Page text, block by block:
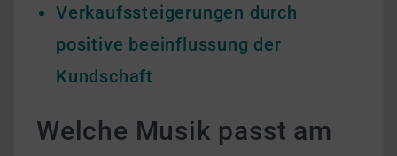
Verkaufssteigerungen durch
positive beeinflussung der
Kundschaft
Welche Musik passt am